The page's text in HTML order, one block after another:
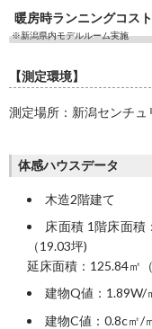
暖房時ランニングコス
※新潟県内モデルルーム実施
【測定環境】
測定場所：新潟センチ
体感ハウスデータ
木造2階建て
床面積 1階床面積
（19.03坪)
延床面積：125.84㎡（
建物Q値：1.89W/
建物C値：0.8c㎡/